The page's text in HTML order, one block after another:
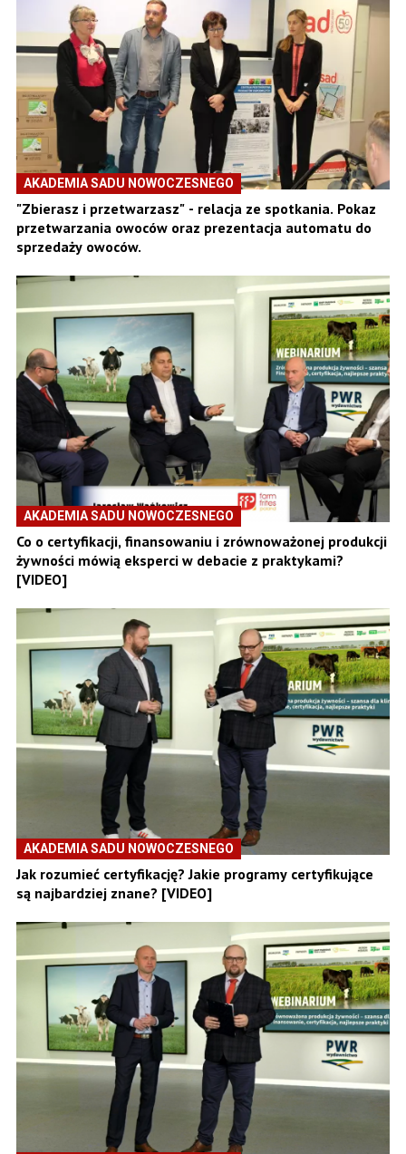
AKADEMIA SADU NOWOCZESNEGO
"Zbierasz i przetwarzasz" - relacja ze spotkania. Pokaz
przetwarzania owoców oraz prezentacja automatu do
sprzedaży owoców.
AKADEMIA SADU NOWOCZESNEGO
Co o certyfikacji, finansowaniu i zrównoważonej produkcji
żywności mówią eksperci w debacie z praktykami?
[VIDEO]
AKADEMIA SADU NOWOCZESNEGO
Jak rozumieć certyfikację? Jakie programy certyfikujące
są najbardziej znane? [VIDEO]